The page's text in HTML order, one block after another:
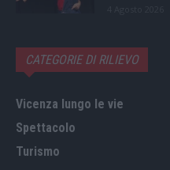
CATEGORIE DI RILIEVO
Vicenza lungo le vie
Spettacolo
Turismo